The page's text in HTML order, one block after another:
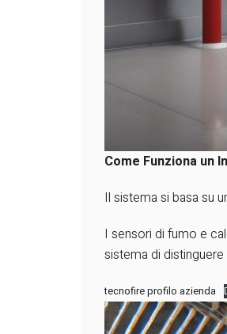
Come Funziona un
Il sistema si basa su
I sensori di fumo e
sistema di
tecnofire profilo azienda